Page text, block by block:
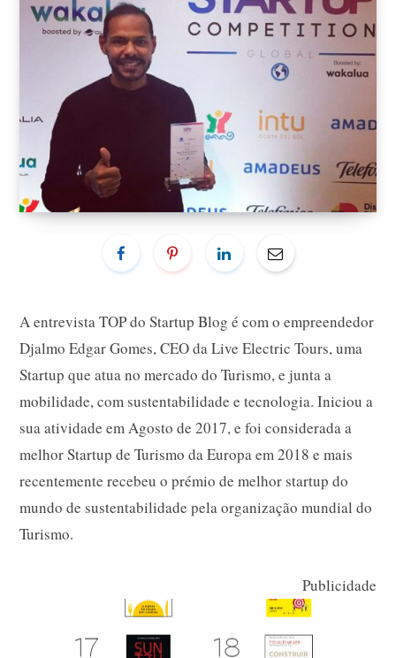
A entrevista TOP do Startup Blog é com o empreendedor
Djalmo Edgar Gomes, CEO da Live Electric Tours, uma
Startup que atua no mercado do Turismo, e junta a
mobilidade, com sustentabilidade e tecnologia. Iniciou a
sua atividade em Agosto de 2017, e foi considerada a
melhor Startup de Turismo da Europa em 2018 e mais
recentemente recebeu o prémio de melhor startup do
mundo de sustentabilidade pela organização mundial do
Turismo.
Publicidade